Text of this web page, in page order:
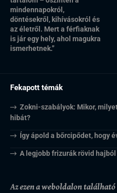
mindennapokról,
döntésekről, kihívásokról és
az életről. Mert a férfiaknak
is jár egy hely, ahol magukra
ismerhetnek.”
Fekapott témák
Zokni-szabályok: Mikor,
hibát?
Így ápold a bőrcipődet, hogy
A legjobb frizurák rövid
Az ezen a weboldalon